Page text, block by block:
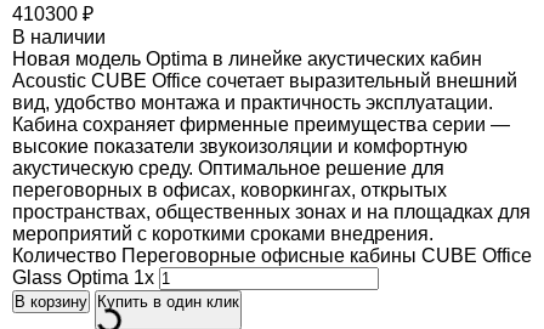
410300 ₽
В наличии
Новая модель Optima в линейке акустических кабин
Acoustic CUBE Office сочетает выразительный внешний
вид, удобство монтажа и практичность эксплуатации.
Кабина сохраняет фирменные преимущества серии —
высокие показатели звукоизоляции и комфортную
акустическую среду. Оптимальное решение для
переговорных в офисах, коворкингах, открытых
пространствах, общественных зонах и на площадках для
мероприятий с короткими сроками внедрения.
Количество Переговорные офисные кабины CUBE Office
Glass Optima 1x
В корзину Купить в один клик